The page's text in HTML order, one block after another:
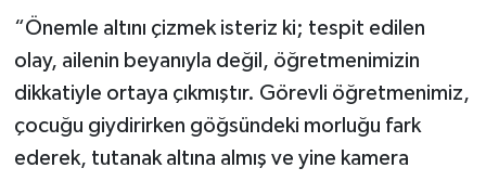
“Önemle altını çizmek isteriz ki; tespit edilen
olay, ailenin beyanıyla değil, öğretmenimizin
dikkatiyle ortaya çıkmıştır. Görevli öğretmenimiz,
çocuğu giydirirken göğsündeki morluğu fark
ederek, tutanak altına almış ve yine kamera